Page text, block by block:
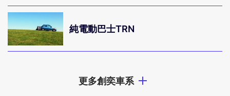
純電動巴士TRN
更多創奕車系